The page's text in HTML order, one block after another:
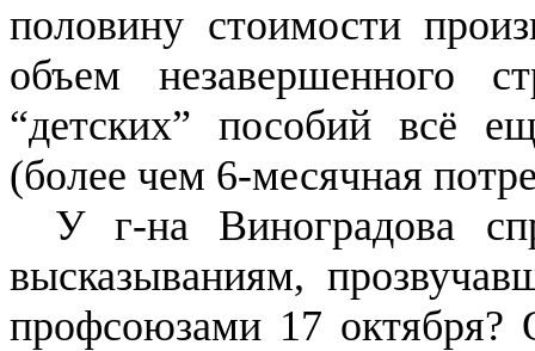
половину стоимости
объем незавершенного
“детских” пособий всё
(более чем 6-месячная
У г-на Виноградова
высказываниям,
профсоюзами 17